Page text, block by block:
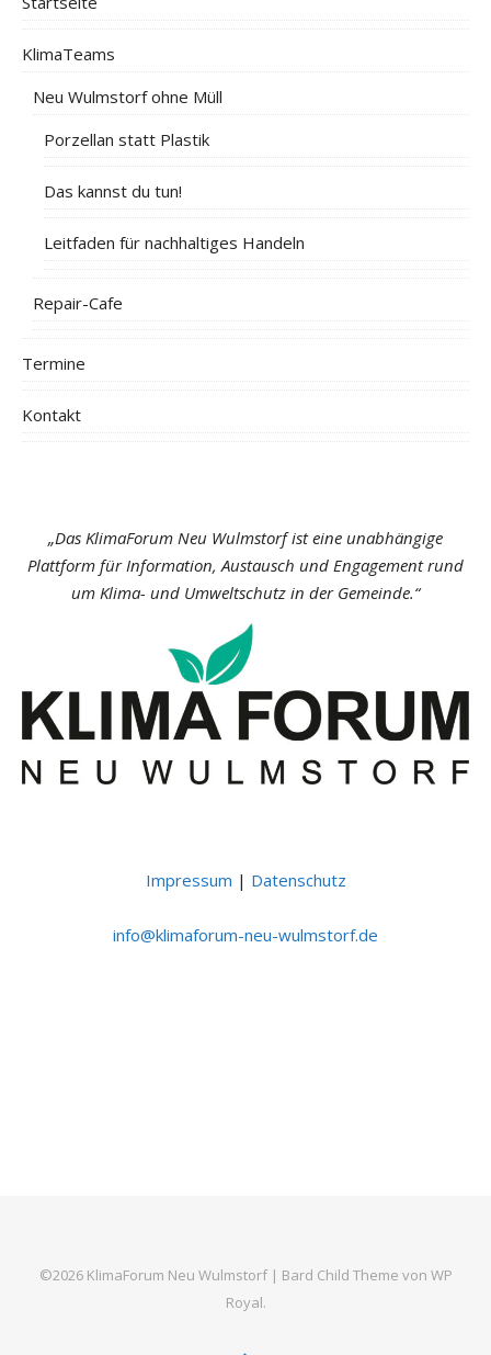
KlimaTeams
Neu Wulmstorf ohne Müll
Porzellan statt Plastik
Das kannst du tun!
Leitfaden für nachhaltiges Handeln
Repair-Cafe
Termine
Kontakt
„Das KlimaForum Neu Wulmstorf ist eine unabhängige
Plattform für Information, Austausch und Engagement rund
um Klima- und Umweltschutz in der Gemeinde.“
Impressum | Datenschutz
ed.fr
otsml
uw-ue
n-mur
ofami
lk@of
ni
©2026 KlimaForum Neu Wulmstorf | Bard Child Theme von WP
Royal.